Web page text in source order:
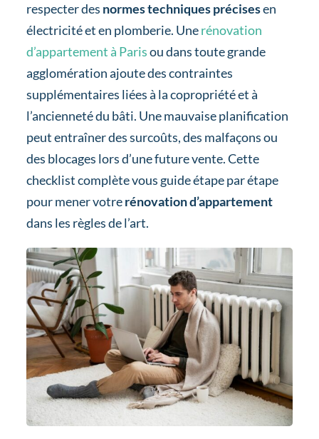
respecter des normes techniques précisesen
électricité et en plomberie. Unerénovation
d’appartement à Parisou dans toute grande
agglomération ajoute des contraintes
supplémentaires liées à la copropriété et à
l’ancienneté du bâti. Une mauvaise planification
peut entraîner des surcoûts, des malfaçons ou
des blocages lors d’une future vente. Cette
checklist complète vous guide étape par étape
pour mener votrerénovation d’appartement
dans les règles de l’art.